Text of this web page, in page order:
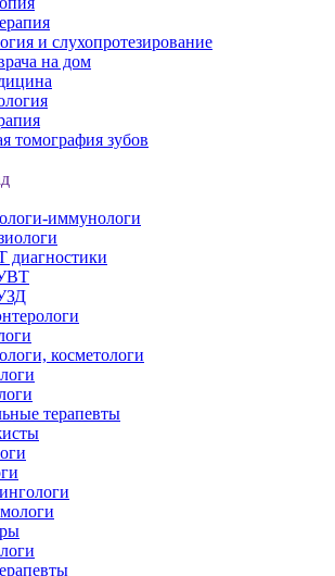
и слухопротезирование
на дом
томография зубов
иммунологи
диагностики
косметологи
терапевты